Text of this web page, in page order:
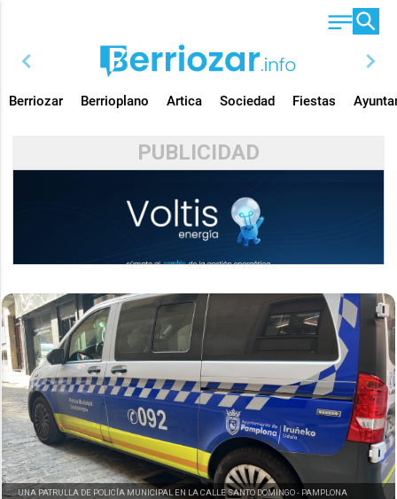
chevron_left chevron_right
Berriozar Berrioplano Artica Sociedad Fiestas
PUBLICIDAD
UNA PATRULLA DE POLICÍA MUNICIPAL EN LA CALLE SANTO DOMINGO - PAMPLONA